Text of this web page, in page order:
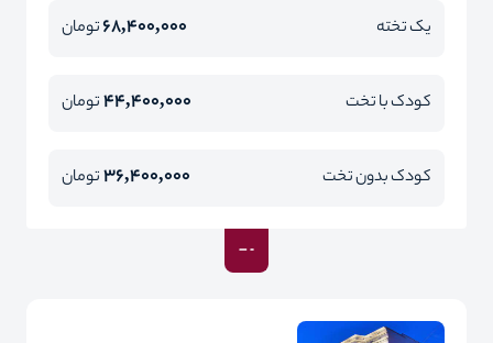
یک تخته 68,400,000تومان
کودک با تخت 44,400,000تومان
کودک بدون تخت 36,400,000تومان